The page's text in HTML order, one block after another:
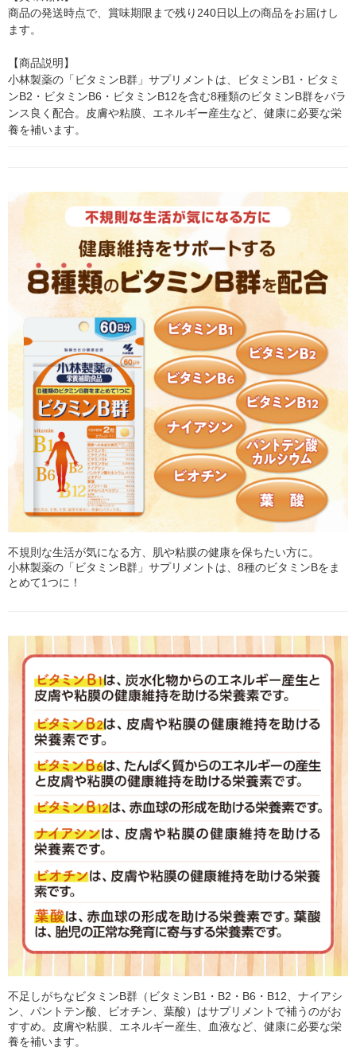
商品の発送時点で、賞味期限まで残り240日以上の商品をお届けし
ます。
【商品説明】
小林製薬の「ビタミンB群」サプリメントは、ビタミンB1・ビタミ
ンB2・ビタミンB6・ビタミンB12を含む8種類のビタミンB群をバラ
ンス良く配合。皮膚や粘膜、エネルギー産生など、健康に必要な栄
養を補います。
不規則な生活が気になる方、肌や粘膜の健康を保ちたい方に。
小林製薬の「ビタミンB群」サプリメントは、8種のビタミンBをま
とめて1つに！
不足しがちなビタミンB群（ビタミンB1・B2・B6・B12、ナイアシ
ン、パントテン酸、ビオチン、葉酸）はサプリメントで補うのがお
すすめ。皮膚や粘膜、エネルギー産生、血液など、健康に必要な栄
養を補います。